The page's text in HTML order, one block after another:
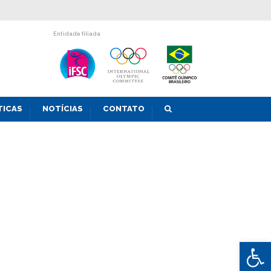
Abrir
Entidade filiada
NOTÍCIAS CONTATO